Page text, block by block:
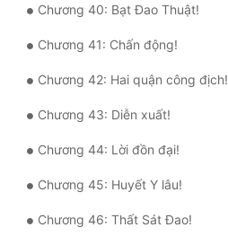
Cẩu Đạo Trường Sinh
Ngự Thú
Truyện Nam
Truyện Nữ
Vô Địch Lưu
Xây Dựng Thế Lực
Chương 40: Bạt Đao Thuật!
Chương 41: Chấn động!
Chương 42: Hai quận công địch!
Chương 43: Diễn xuất!
Chương 44: Lời đồn đại!
Chương 45: Huyết Y lâu!
Chương 46: Thất Sát Đao!